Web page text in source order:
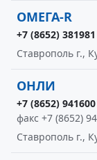
ОМЕГА-R
+7 (8652) 381981
Ставрополь г.,
ОНЛИ
+7 (8652) 941600
факс +7 (8652)
Ставрополь г.,